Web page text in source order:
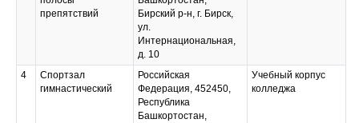
препятствий
Бирский р-н, г. Бирск,
ул.
Интернациональная,
д. 10
4
Спортзал
гимнастический
Российская
Федерация, 452450,
Республика
Башкортостан,
Учебный корпус
колледжа